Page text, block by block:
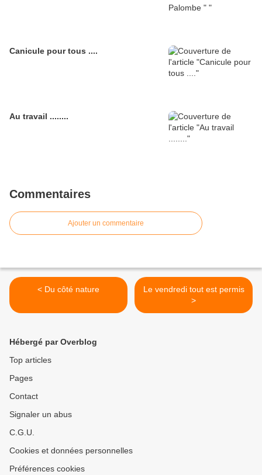
Canicule pour tous ....
Au travail ........
Commentaires
Ajouter un commentaire
< Du côté nature
Le vendredi tout est permis
>
Hébergé par Overblog
Top articles
Pages
Contact
Signaler un abus
C.G.U.
Cookies et données personnelles
Préférences cookies